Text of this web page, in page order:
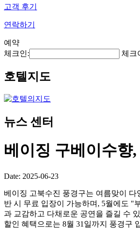
고객 후기
연락하기
예약
체크인:
체크
호텔지도
뉴스 센터
베이징 구베이수향
Date: 2025-06-23
베이징 고북수진 풍경구는 여름맞이
반 시 무료 입장이 가능하며, 5월에도 "
과 교감하고 다채로운 공연을 즐길 수
할인 혜택으로는 8월 31일까지 풍경구